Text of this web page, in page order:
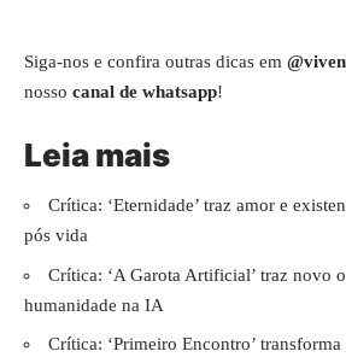
Siga-nos e confira outras dicas em
nosso canal de whatsapp!
Leia mais
Crítica: ‘Eternidade’ traz amor e
pós vida
Crítica: ‘A Garota Artificial’ traz novo
humanidade na IA
Crítica: ‘Primeiro Encontro’ transforma